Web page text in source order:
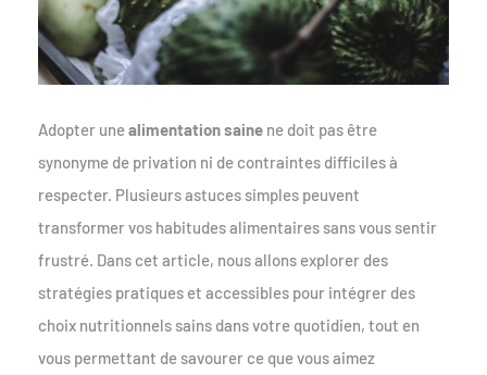
Adopter unealimentation saine ne doit pas être
synonyme de privation ni de contraintes difficiles à
respecter. Plusieurs astuces simples peuvent
transformer vos habitudes alimentaires sans vous sentir
frustré. Dans cet article, nous allons explorer des
stratégies pratiques et accessibles pour intégrer des
choix nutritionnels sains dans votre quotidien, tout en
vous permettant de savourer ce que vous aimez